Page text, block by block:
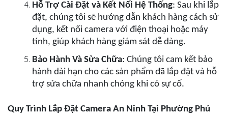
Hỗ Trợ Cài Đặt và Kết Nối Hệ Thống: Sau khi lắp
đặt, chúng tôi sẽ hướng dẫn khách hàng cách sử
dụng, kết nối camera với điện thoại hoặc máy
tính, giúp khách hàng giám sát dễ dàng.
Bảo Hành Và Sửa Chữa: Chúng tôi cam kết bảo
hành dài hạn cho các sản phẩm đã lắp đặt và hỗ
trợ sửa chữa nhanh chóng khi có sự cố.
Quy Trình Lắp Đặt Camera An Ninh Tại Phường Phú